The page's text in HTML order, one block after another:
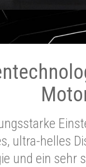
ultra-helles
und ein sehr